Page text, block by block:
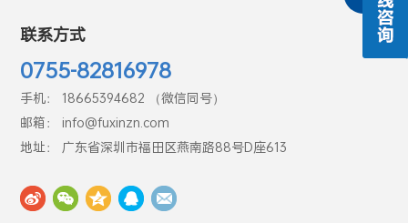
联系方式
0755-82816978
手机： 18665394682 （微信同号）
邮箱： info@fuxinzn.com
地址： 广东省深圳市福田区燕南路88号D座613